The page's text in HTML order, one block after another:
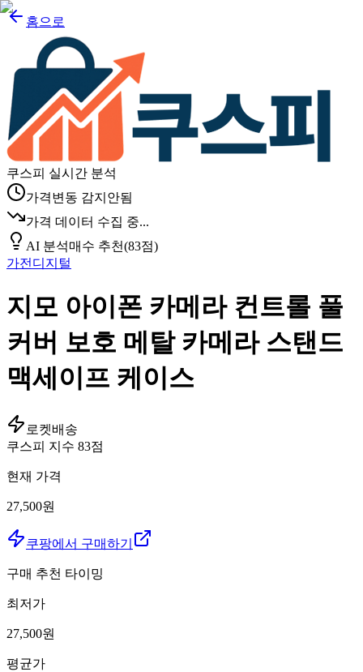
홈으로
쿠스피 실시간 분석
가격변동 감지안됨
가격 데이터 수집 중...
AI 분석매수 추천(83점)
가전디지털
지모 아이폰 카메라 컨트롤 풀
커버 보호 메탈 카메라 스탠드
맥세이프 케이스
로켓배송
쿠스피 지수 83점
현재 가격
27,500원
쿠팡에서 구매하기
구매 추천 타이밍
최저가
27,500원
평균가